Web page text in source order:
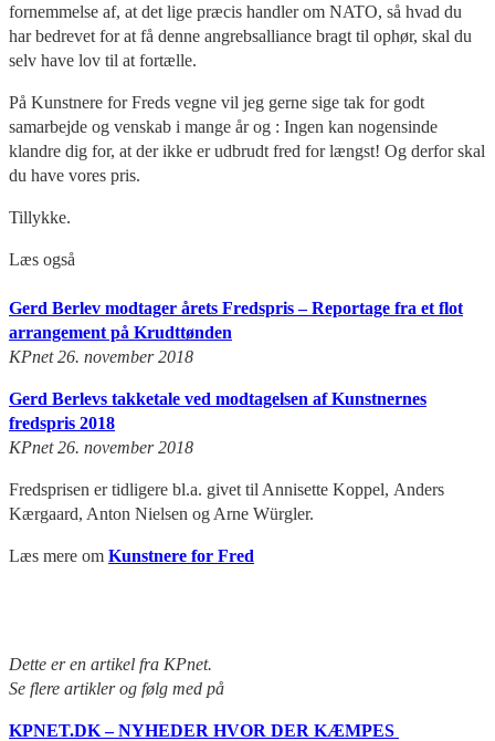
fornemmelse af, at det lige præcis handler om NATO, så hvad du
har bedrevet for at få denne angrebsalliance bragt til ophør, skal du
selv have lov til at fortælle.
På Kunstnere for Freds vegne vil jeg gerne sige tak for godt
samarbejde og venskab i mange år og : Ingen kan nogensinde
klandre dig for, at der ikke er udbrudt fred for længst! Og derfor skal
du have vores pris.
Tillykke.
Læs også
Gerd Berlev modtager årets Fredspris – Reportage fra et flot
arrangement på Krudttønden
KPnet 26. november 2018
Gerd Berlevs takketale ved modtagelsen af Kunstnernes
fredspris 2018
KPnet 26. november 2018
Fredsprisen er tidligere bl.a. givet til Annisette Koppel, Anders
Kærgaard, Anton Nielsen og Arne Würgler.
Læs mere om Kunstnere for Fred
Dette er en artikel fra KPnet.
Se flere artikler og følg med på
KPNET.DK – NYHEDER HVOR DER KÆMPES